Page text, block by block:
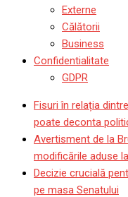
Externe
Călătorii
Business
Confidentialitate
GDPR
Fisuri în relația
poate deconta
Avertisment de la
modificările aduse
Decizie crucială
pe masa Senatului